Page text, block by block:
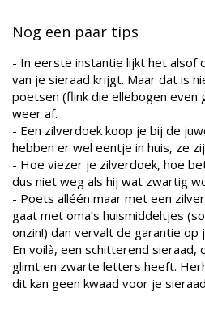
Nog een paar tips
- In eerste instantie lijkt het alsof
van je sieraad krijgt. Maar dat is
poetsen (flink die ellebogen even
weer af.
- Een zilverdoek koop je bij de
hebben er wel eentje in huis, ze
- Hoe viezer je zilverdoek, hoe
dus niet weg als hij wat zwartig
- Poets alléén maar met een
gaat met oma’s huismiddeltjes
onzin!) dan vervalt de garantie op
En voilà, een schitterend sieraad,
glimt en zwarte letters heeft.
dit kan geen kwaad voor je